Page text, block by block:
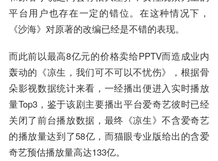
平台用户也存在一定的错位。在这种情况下，
《沙海》对原著的改编已经是不错的表现。
而此前以最高8亿元的价格卖给PPTV而造成业内
轰动的《凉生，我们可不可以不忧伤》，根据骨
朵影视数据统计来看，一经播出便进入实时播放
量Top3，鉴于该剧主要播出平台爱奇艺彼时已经
关闭了前台播放数据，最终《凉生》不含爱奇艺
的播放量达到了58亿，而猫眼专业版给出的含爱
奇艺预估播放量高达133亿。